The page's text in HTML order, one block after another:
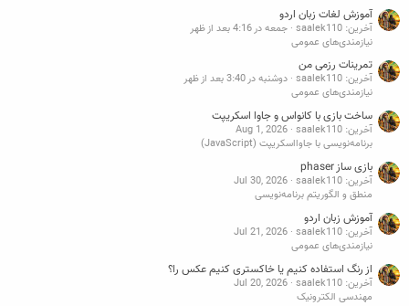
آموزش لغات زبان اردو
آخرین: saalek110
جمعه در 4:16 بعد از ظهر
نیازمندی‌های عمومی
تمرینات رزمی من
آخرین: saalek110
دوشنبه در 3:40 بعد از ظهر
نیازمندی‌های عمومی
ساخت بازی با کانواس و جاوا اسکریپت
آخرین: saalek110
Aug 1, 2026
برنامه‌نویسی با جاوااسکریپت (JavaScript)
بازی ساز phaser
آخرین: saalek110
Jul 30, 2026
منطق و الگوریتم برنامه‌نویسی
آموزش زبان اردو
آخرین: saalek110
Jul 21, 2026
نیازمندی‌های عمومی
از رنگ استفاده کنیم یا خاکستری کنیم عکس را؟
آخرین: saalek110
Jul 20, 2026
مهندسی الکترونیک